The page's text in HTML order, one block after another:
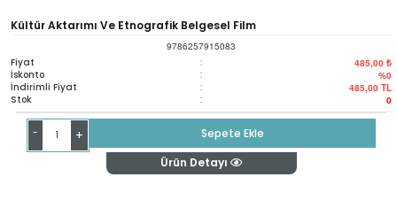
Kültür Aktarımı Ve Etnografik Belgesel Film
9786257915083
Fiyat : 485,00 ₺
İskonto : %0
İndirimli Fiyat : 485,00 TL
Stok : 0
- +
Sepete Ekle
Ürün Detayı